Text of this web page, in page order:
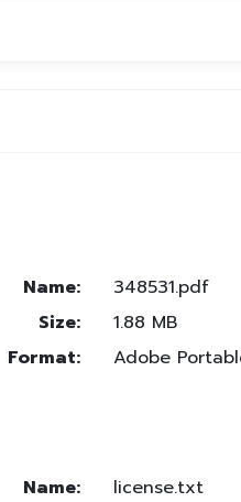
Name:
348531.pdf
Size:
1.88 MB
Format:
Adobe
Name:
license.txt